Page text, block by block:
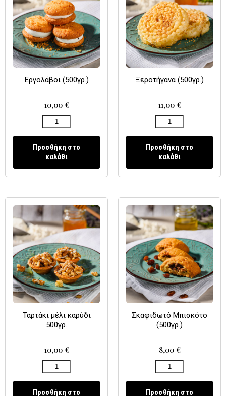
Εργολάβοι (500γρ.)
10,00 €
Προσθήκη στο
καλάθι
Ξεροτήγανα (500γρ.)
11,00 €
Προσθήκη στο
καλάθι
Ταρτάκι μέλι καρύδι
500γρ.
10,00 €
Προσθήκη στο
Σκαφιδωτό Μπισκότο
(500γρ.)
8,00 €
Προσθήκη στο